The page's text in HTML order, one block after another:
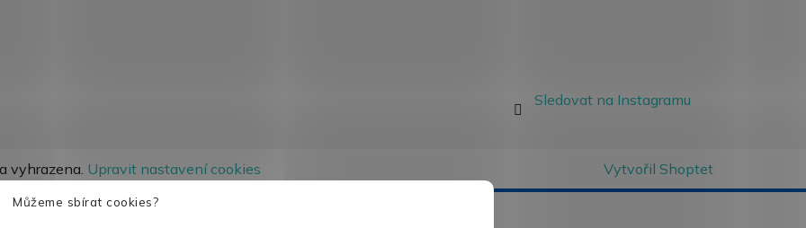
Můžeme sbírat cookies?
Sledovat na Instagramu
Vytvořil Shoptet
vyhrazena. Upravit nastavení cookies